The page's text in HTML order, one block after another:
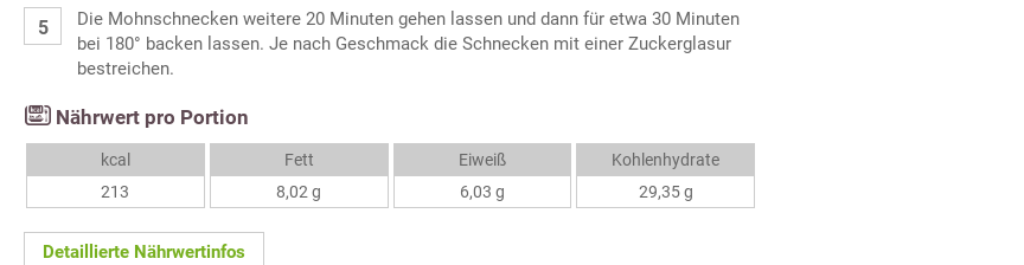
Die Mohnschnecken weitere 20 Minuten gehen lassen und dann für etwa 30 Minuten
bei 180° backen lassen. Je nach Geschmack die Schnecken mit einer Zuckerglasur
bestreichen.
Nährwert pro Portion
kcal
213
Fett
8,02 g
Eiweiß
6,03 g
Kohlenhydrate
29,35 g
Detaillierte Nährwertinfos